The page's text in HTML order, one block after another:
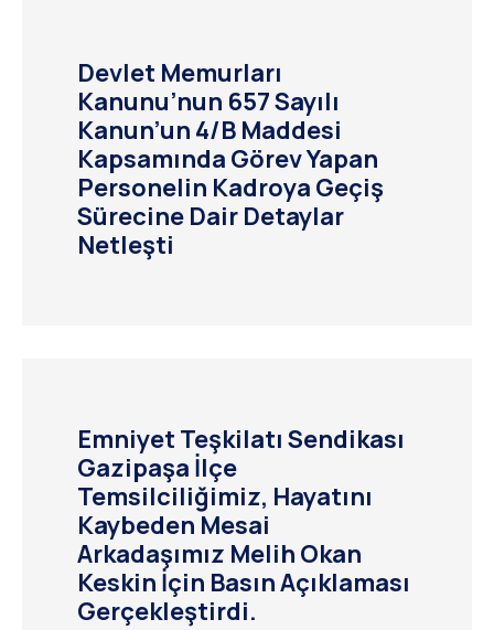
Devlet Memurları
Kanunu’nun 657 Sayılı
Kanun’un 4/B Maddesi
Kapsamında Görev Yapan
Personelin Kadroya Geçiş
Sürecine Dair Detaylar
Netleşti
Emniyet Teşkilatı Sendikası
Gazipaşa İlçe
Temsilciliğimiz, Hayatını
Kaybeden Mesai
Arkadaşımız Melih Okan
Keskin İçin Basın Açıklaması
Gerçekleştirdi.